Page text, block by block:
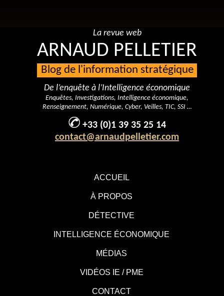
ACCUEIL
À PROPOS
DÉTECTIVE
INTELLIGENCE ÉCONOMIQUE
MÉDIAS
VIDÉOS IE / PME
CONTACT
La revue web
ARNAUD PELLETIER
Blog de l'information stratégique
De l’enquête à l’Intelligence économique
Enquêtes, Investigations, Intelligence économique,
Renseignement, Numérique, Cyber, Veilles, TIC, SSI …
+33 (0)1 39 35 25 14
contact@arnaudpelletier.com